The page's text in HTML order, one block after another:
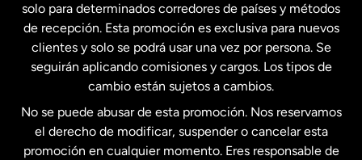
Estados Unidos English
Estados Unidos Español
Francia
solo para determinados corredores de países y métodos
de recepción. Esta promoción es exclusiva para nuevos
clientes y solo se podrá usar una vez por persona. Se
seguirán aplicando comisiones y cargos. Los tipos de
cambio están sujetos a cambios.
No se puede abusar de esta promoción. Nos reservamos
el derecho de modificar, suspender o cancelar esta
promoción en cualquier momento. Eres responsable de